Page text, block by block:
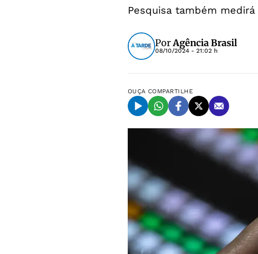
Pesquisa também
PorAgência Brasil
08/10/2024 - 21:02 h
OUÇA COMPARTILHE